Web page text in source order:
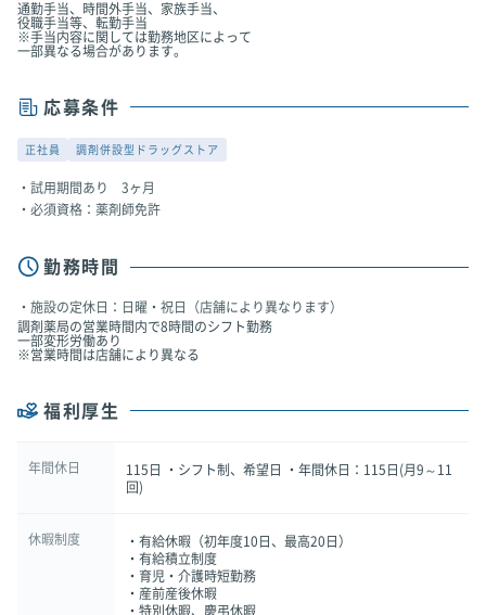
通勤手当、時間外手当、家族手当、
役職手当等、転勤手当
※手当内容に関しては勤務地区によって
一部異なる場合があります。
応募条件
正社員 調剤併設型ドラッグストア
試用期間あり 3ヶ月
必須資格：薬剤師免許
勤務時間
施設の定休日：日曜・祝日（店舗により異なります）
調剤薬局の営業時間内で8時間のシフト勤務
一部変形労働あり
※営業時間は店舗により異なる
福利厚生
年間休日
115日 ・シフト制、希望日 ・年間休日：115日(月9～11
回)
休暇制度
・有給休暇（初年度10日、最高20日）
・有給積立制度
・育児・介護時短勤務
・産前産後休暇
・特別休暇、慶弔休暇